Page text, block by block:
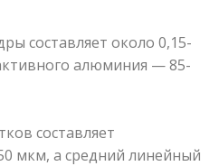
составляет около 0,15-
алюминия — 85-
составляет
мкм, а средний линейный